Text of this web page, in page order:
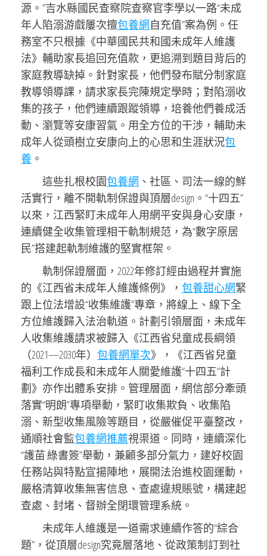
源。”吉水縣國民查察院查察官李學以一路“未成
年人陷溺游戲屢次擅包養網自充值”案為例。任
務室不只根據《中華國民共和國未成年人維護
法》輔助家長追回充值款，更追溯到題目背后的
家庭教導缺掉。針對家長，他們發布賦分制家庭
教導領導課，請求家長完陳規定學時；對陷溺收
集的孩子，他們連續跟蹤領導，培養他們養成活
動、瀏覽等安康習氣。用全方位的干涉，輔助未
成年人從頭樹立安康向上的心思和生涯狀況包
養 。
這些扎根校園包養網 、社區、司法一線的鮮
活實行，離不開軌制保證與頂層design。“十四五”
以來，江西緊盯未成年人用網平安與身心安康，
連續健全收集管理相干軌制規范，為“數字原居
民”搭建起軌制維護的堅實框架。
軌制保證層面，2022年修訂經由過程并實施
的《江西省未成年人維護條例》， 包養甜心網緊
跟上位法增設“收集維護”專章，將線上、線下全
方位維護歸入法治軌道。計劃引領層面，未成年
人收集維護請求被歸入《江西省兒童成長綱領
（2021—2030年） 包養網單次》，《江西省兒童
福利工作成長和未成年人關愛維護“十四五”計
劃》亦作出體系安排。管理層面，網信部分牽頭
落實“明朗”專項舉動，緊盯收集欺負、收集陷
溺、新型收集風險等題目，從嚴催促平臺整改，
通順社會監包養網推薦視渠道。同時，連續深化
“護苗·綠書簽”舉動，兼顧多部分氣力，建好校園
任務站與特點宣揚陣地，展開法治進校園運動，
嚴格清算收集無害信息、查處違規賬號，構建起
查處、封堵、督辦全閉環管理系統。
未成年人維護是一道需求連續作答的“綜合
題”，從頂層design究竟層落地、從政策制訂到社